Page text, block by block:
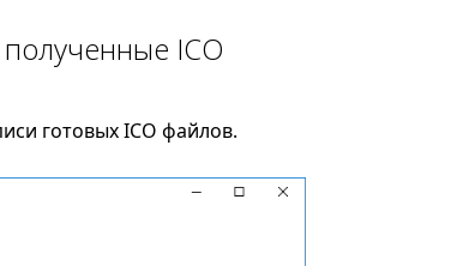
ICO
готовых ICO файлов.